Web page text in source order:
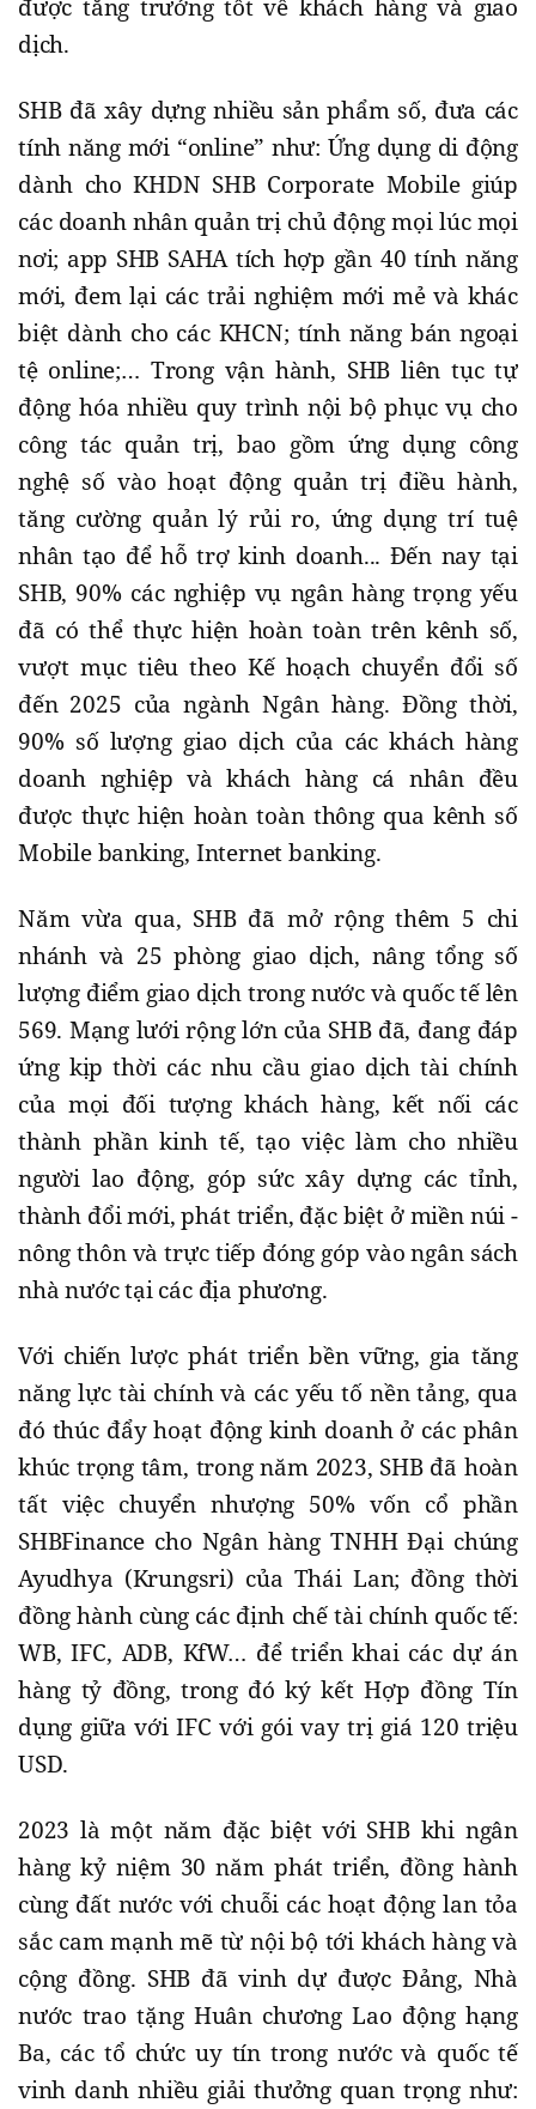
được tăng trưởng tốt về khách hàng và giao
dịch.
SHB đã xây dựng nhiều sản phẩm số, đưa các
tính năng mới “online” như: Ứng dụng di động
dành cho KHDN SHB Corporate Mobile giúp
các doanh nhân quản trị chủ động mọi lúc mọi
nơi; app SHB SAHA tích hợp gần 40 tính năng
mới, đem lại các trải nghiệm mới mẻ và khác
biệt dành cho các KHCN; tính năng bán ngoại
tệ online;… Trong vận hành, SHB liên tục tự
động hóa nhiều quy trình nội bộ phục vụ cho
công tác quản trị, bao gồm ứng dụng công
nghệ số vào hoạt động quản trị điều hành,
tăng cường quản lý rủi ro, ứng dụng trí tuệ
nhân tạo để hỗ trợ kinh doanh... Đến nay tại
SHB, 90% các nghiệp vụ ngân hàng trọng yếu
đã có thể thực hiện hoàn toàn trên kênh số,
vượt mục tiêu theo Kế hoạch chuyển đổi số
đến 2025 của ngành Ngân hàng. Đồng thời,
90% số lượng giao dịch của các khách hàng
doanh nghiệp và khách hàng cá nhân đều
được thực hiện hoàn toàn thông qua kênh số
Mobile banking, Internet banking.
Năm vừa qua, SHB đã mở rộng thêm 5 chi
nhánh và 25 phòng giao dịch, nâng tổng số
lượng điểm giao dịch trong nước và quốc tế lên
569. Mạng lưới rộng lớn của SHB đã, đang đáp
ứng kịp thời các nhu cầu giao dịch tài chính
của mọi đối tượng khách hàng, kết nối các
thành phần kinh tế, tạo việc làm cho nhiều
người lao động, góp sức xây dựng các tỉnh,
thành đổi mới, phát triển, đặc biệt ở miền núi -
nông thôn và trực tiếp đóng góp vào ngân sách
nhà nước tại các địa phương.
Với chiến lược phát triển bền vững, gia tăng
năng lực tài chính và các yếu tố nền tảng, qua
đó thúc đẩy hoạt động kinh doanh ở các phân
khúc trọng tâm, trong năm 2023, SHB đã hoàn
tất việc chuyển nhượng 50% vốn cổ phần
SHBFinance cho Ngân hàng TNHH Đại chúng
Ayudhya (Krungsri) của Thái Lan; đồng thời
đồng hành cùng các định chế tài chính quốc tế:
WB, IFC, ADB, KfW… để triển khai các dự án
hàng tỷ đồng, trong đó ký kết Hợp đồng Tín
dụng giữa với IFC với gói vay trị giá 120 triệu
USD.
2023 là một năm đặc biệt với SHB khi ngân
hàng kỷ niệm 30 năm phát triển, đồng hành
cùng đất nước với chuỗi các hoạt động lan tỏa
sắc cam mạnh mẽ từ nội bộ tới khách hàng và
cộng đồng. SHB đã vinh dự được Đảng, Nhà
nước trao tặng Huân chương Lao động hạng
Ba, các tổ chức uy tín trong nước và quốc tế
vinh danh nhiều giải thưởng quan trọng như: